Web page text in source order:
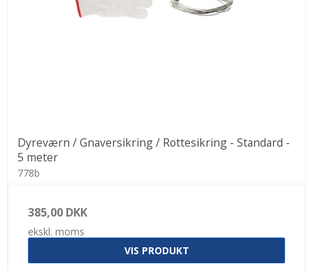
Dyreværn / Gnaversikring / Rottesikring - Standard -
5 meter
778b
385,00 DKK
ekskl. moms
VIS PRODUKT